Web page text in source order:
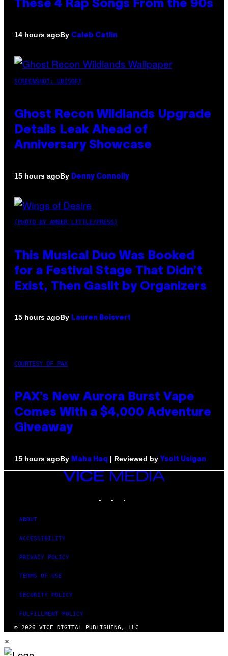
These 4 Rap Songs From the 90s
14 hours agoBy Caleb Catlin
SCREENSHOT: UBISOFT
Ghost Recon Wildlands Upgrade
Details Leak Ahead of
Anniversary Showcase
15 hours agoBy Denny Connolly
(PHOTO BY AMBER LITTLE/PRESS)
This Musical Duo Was Booked
for a Festival Stage That Didn’t
Exist, Then Gaslit by Organizers
15 hours agoBy Lauren Boisvert
COURTESY OF PAX
PAX’s New Aurora Burst Vape
Comes With a $4,000 Adventure
Giveaway
15 hours agoBy Maha Haq | Reviewed by Ysolt Usigan
VICE
MEDIA
ABOUT
ACCESSIBILITY
PRIVACY POLICY
TERMS OF USE
SECURITY POLICY
FULFILLMENT POLICY
© 2026 VICE DIGITAL PUBLISHING, LLC
×